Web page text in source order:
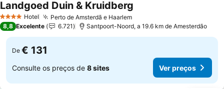
4 EstrelasHotel Perto de Amsterdã e Haarlem
Landgoed Duin & Kruidberg
8,8 Excelente 6.721 Santpoort-Noord, a 19.6 km de Amesterdão
De € 131
Consulte os preços de 8 sites Ver preços